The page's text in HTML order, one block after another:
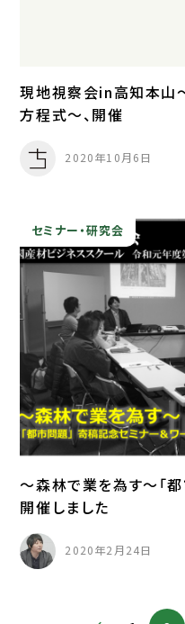
現地視察会in高知本山
方程式～、開催
2020年10月6日
セミナー・研究会
～森林で業を為す～「
開催しました
2020年2月24日